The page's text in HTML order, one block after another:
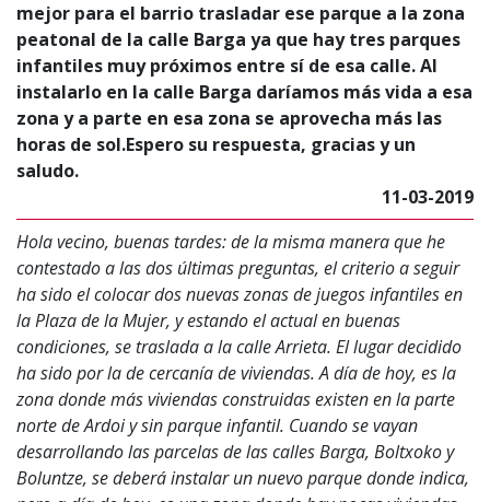
mejor para el barrio trasladar ese parque a la zona
peatonal de la calle Barga ya que hay tres parques
infantiles muy próximos entre sí de esa calle. Al
instalarlo en la calle Barga daríamos más vida a esa
zona y a parte en esa zona se aprovecha más las
horas de sol.Espero su respuesta, gracias y un
saludo.
11-03-2019
Hola vecino, buenas tardes: de la misma manera que he
contestado a las dos últimas preguntas, el criterio a seguir
ha sido el colocar dos nuevas zonas de juegos infantiles en
la Plaza de la Mujer, y estando el actual en buenas
condiciones, se traslada a la calle Arrieta. El lugar decidido
ha sido por la de cercanía de viviendas. A día de hoy, es la
zona donde más viviendas construidas existen en la parte
norte de Ardoi y sin parque infantil. Cuando se vayan
desarrollando las parcelas de las calles Barga, Boltxoko y
Boluntze, se deberá instalar un nuevo parque donde indica,